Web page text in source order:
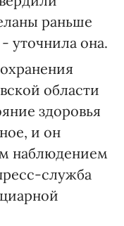
раньше
уточнила она.
области
здоровья
и он
наблюдением
служба